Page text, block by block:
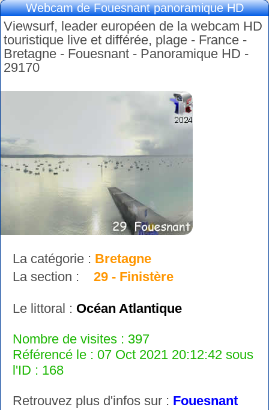
Webcam de Fouesnant panoramique HD
Viewsurf, leader européen de la webcam HD
touristique live et différée, plage - France -
Bretagne - Fouesnant - Panoramique HD -
29170
La catégorie : Bretagne
La section : 29 - Finistère
Le littoral : Océan Atlantique
Nombre de visites : 397
Référencé le : 07 Oct 2021 20:12:42 sous
l'ID : 168
Retrouvez plus d'infos sur : Fouesnant